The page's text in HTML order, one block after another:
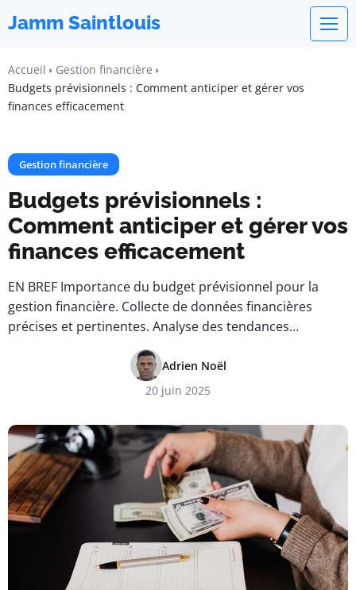
Jamm Saintlouis
Accueil
Gestion financière
Budgets prévisionnels : Comment anticiper et gérer vos
finances efficacement
Gestion financière
Budgets prévisionnels :
Comment anticiper et gérer vos
finances efficacement
EN BREF Importance du budget prévisionnel pour la
gestion financière. Collecte de données financières
précises et pertinentes. Analyse des tendances…
Adrien Noël
20 juin 2025